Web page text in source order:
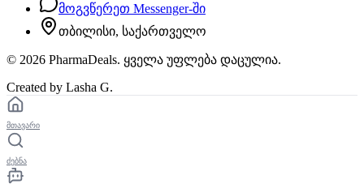
მოგვწერეთ Messenger-ში
თბილისი, საქართველო
© 2026 PharmaDeals. ყველა უფლება დაცულია.
Created by Lasha G.
მთავარი
ძებნა